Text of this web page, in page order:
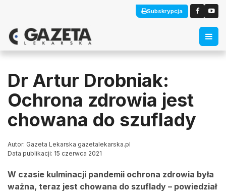
Subskrypcja
Dr Artur Drobniak:
Ochrona zdrowia jest
chowana do szuflady
Autor: Gazeta Lekarska gazetalekarska.pl
Data publikacji: 15 czerwca 2021
W czasie kulminacji pandemii ochrona zdrowia była
ważna, teraz jest chowana do szuflady – powiedział